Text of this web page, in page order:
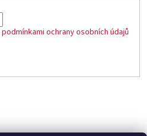
podmínkami ochrany osobních údajů